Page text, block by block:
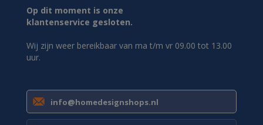
Op dit moment is onze
klantenservice gesloten.
Wij zijn weer bereikbaar van ma t/m vr 09.00 tot 13.00
uur.
info@homedesignshops.nl